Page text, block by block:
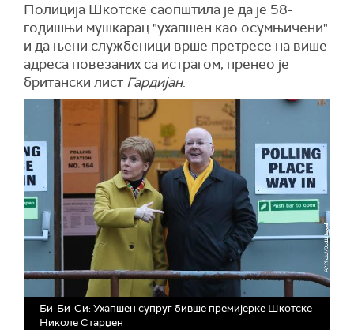
Полиција Шкотске саопштила је да је 58-
годишњи мушкарац "ухапшен као осумњичени"
и да њени службеници врше претресе на више
адреса повезаних са истрагом, пренео је
британски лист Гардијан.
Би-Би-Си: Ухапшен супруг бивше премијерке Шкотске
Николе Старџен